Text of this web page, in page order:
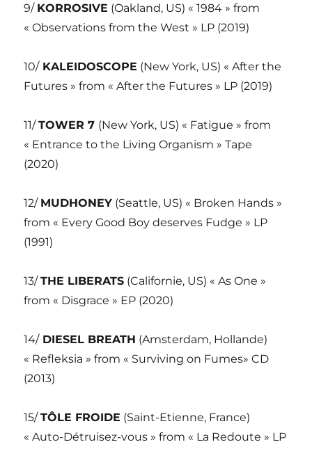
9/ KORROSIVE (Oakland, US) « 1984 » from
« Observations from the West » LP (2019)
10/KALEIDOSCOPE (New York, US) « After the
Futures » from « After the Futures » LP (2019)
11/TOWER 7 (New York, US) « Fatigue » from
« Entrance to the Living Organism » Tape
(2020)
12/ MUDHONEY (Seattle, US) « Broken Hands »
from « Every Good Boy deserves Fudge » LP
(1991)
13/THE LIBERATS (Californie, US) « As One »
from « Disgrace » EP (2020)
14/DIESEL BREATH (Amsterdam, Hollande)
« Refleksia » from « Surviving on Fumes» CD
(2013)
15/TÔLE FROIDE (Saint-Etienne, France)
« Auto-Détruisez-vous » from « La Redoute » LP